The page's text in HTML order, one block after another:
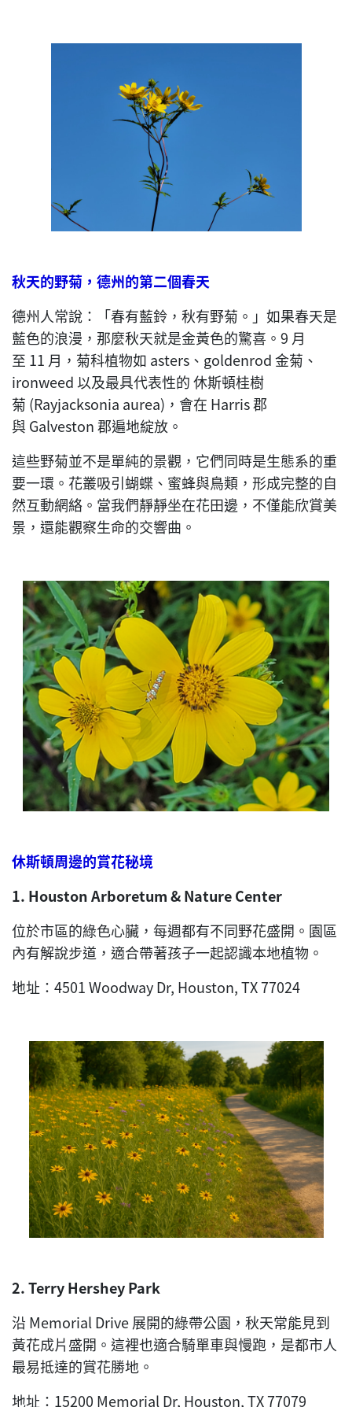
秋天的野菊，德州的第二個春天
德州人常說：「春有藍鈴，秋有野菊。」如果春天是
藍色的浪漫，那麼秋天就是金黃色的驚喜。9 月
至 11 月，菊科植物如 asters、goldenrod 金菊、
ironweed 以及最具代表性的 休斯頓桂樹
菊 (Rayjacksonia aurea)，會在 Harris 郡
與 Galveston 郡遍地綻放。
這些野菊並不是單純的景觀，它們同時是生態系的重
要一環。花叢吸引蝴蝶、蜜蜂與鳥類，形成完整的自
然互動網絡。當我們靜靜坐在花田邊，不僅能欣賞美
景，還能觀察生命的交響曲。
休斯頓周邊的賞花秘境
1. Houston Arboretum & Nature Center
位於市區的綠色心臟，每週都有不同野花盛開。園區
內有解說步道，適合帶著孩子一起認識本地植物。
地址：4501 Woodway Dr, Houston, TX 77024
2. Terry Hershey Park
沿 Memorial Drive 展開的綠帶公園，秋天常能見到
黃花成片盛開。這裡也適合騎單車與慢跑，是都市人
最易抵達的賞花勝地。
地址：15200 Memorial Dr, Houston, TX 77079